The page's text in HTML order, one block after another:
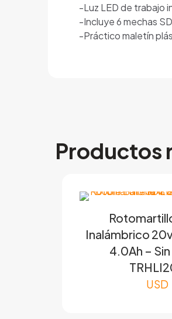
-Luz LED de trabajo
-Incluye 6 mechas
-Práctico maletín
Productos
Inalámbrico
4.0Ah –
USD